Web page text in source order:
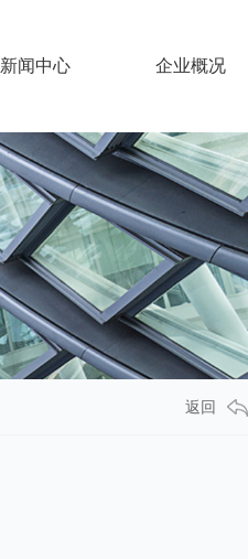
新闻中心 企业概况
返回